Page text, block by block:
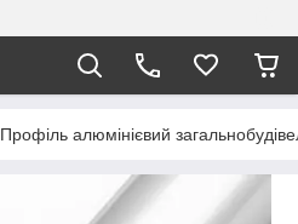
Профіль алюмінієвий